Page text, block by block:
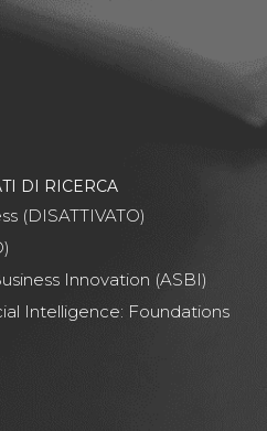
DI RICERCA
(DISATTIVATO)
Innovation (ASBI)
Intelligence: Foundations